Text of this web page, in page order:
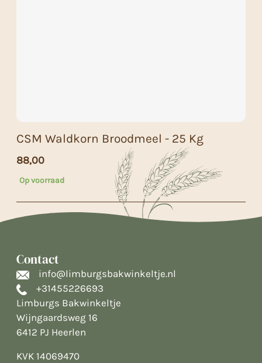
CSM Waldkorn Broodmeel - 25 Kg
88,00
Op voorraad
Contact
info@limburgsbakwinkeltje.nl
+31455226693
Limburgs Bakwinkeltje
Wijngaardsweg 16
6412 PJ Heerlen
KVK 14069470